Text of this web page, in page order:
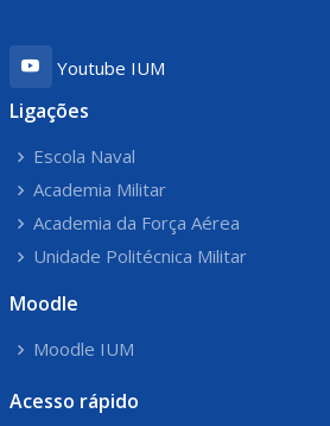
Youtube IUM
Ligações
Escola Naval
Academia Militar
Academia da Força Aérea
Unidade Politécnica Militar
Moodle
Moodle IUM
Acesso rápido